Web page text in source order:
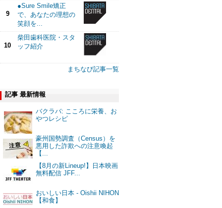
9
●Sure Smile矯正
で、あなたの理想の
笑顔を...
10
柴田歯科医院・スタ
ッフ紹介
まちなび記事一覧
記事 最新情報
バクラバ: こころに栄養、お
やつレシピ
豪州国勢調査（Census）を
悪用した詐欺への注意喚起
【...
【8月の新Lineup!】日本映画
無料配信 JFF...
おいしい日本 - Oishii NIHON
【和食】